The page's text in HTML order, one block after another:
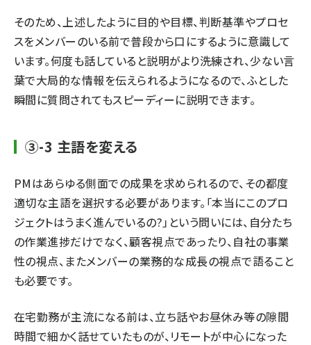
そのため、上述したように目的や目標、判断基準やプロセ
スをメンバーのいる前で普段から口にするように意識して
います。何度も話していると説明がより洗練され、少ない言
葉で大局的な情報を伝えられるようになるので、ふとした
瞬間に質問されてもスピーディーに説明できます。
③-3 主語を変える
PMはあらゆる側面での成果を求められるので、その都度
適切な主語を選択する必要があります。「本当にこのプロ
ジェクトはうまく進んでいるの?」という問いには、自分たち
の作業進捗だけでなく、顧客視点であったり、自社の事業
性の視点、またメンバーの業務的な成長の視点で語ること
も必要です。
在宅勤務が主流になる前は、立ち話やお昼休み等の隙間
時間で細かく話せていたものが、リモートが中心になった